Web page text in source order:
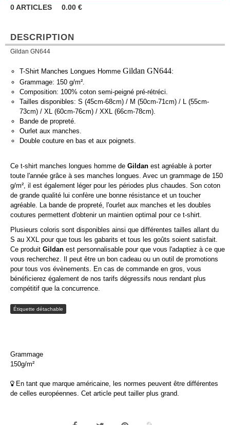
0ARTICLES 0.00 €
DESCRIPTION
Gildan GN644
T-Shirt Manches Longues Homme Gildan GN644:
Grammage: 150 g/m².
Composition: 100% coton semi-peigné pré-rétréci.
Tailles disponibles: S (45cm-68cm) / M (50cm-71cm) / L (55cm-
73cm) / XL (60cm-76cm) / XXL (66cm-78cm).
Bande de propreté.
Ourlet aux manches.
Double couture en bas et aux poignets.
Ce t-shirt manches longues homme de Gildan est agréable à porter
toute l'année grâce à ses manches longues. Avec un grammage de 150
g/m², il est également léger pour les périodes plus chaudes. Son coton
de grande qualité lui confère une bonne résistance et un toucher
agréable. La bande de propreté, l'ourlet aux manches et les doubles
coutures permettent d'obtenir un maintien optimal pour ce t-shirt.
Plusieurs coloris sont disponibles ainsi que différentes tailles allant du
S au XXL pour que tous les gabarits et tous les goûts soient satisfait.
Ce produit Gildan est personnalisable pour que vous l'adaptiez à ce que
vous recherchez. Il peut être un bon cadeau ou un outil de promotions
pour tous vos évènements. En cas de commande en gros, vous
bénéficierez également de nos tarifs dégressifs nous rendant plus
compétitif que la concurrence.
Étiquette détachable
Grammage
150g/m²
En tant que marque américaine, les normes peuvent être différentes
de celles européennes. Cet article peut tailler plus grand.